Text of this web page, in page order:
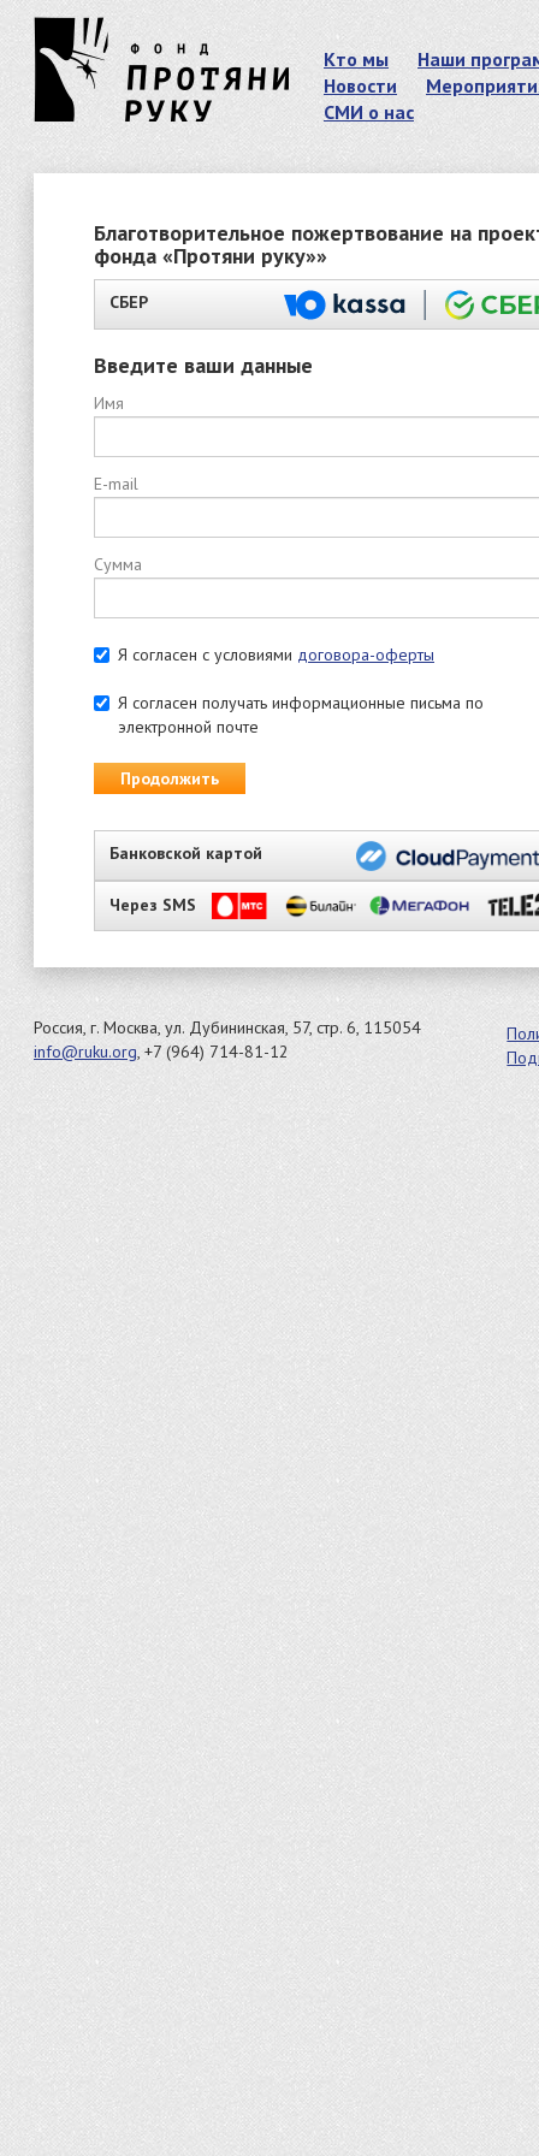
Кто мы
Наши
Новости
СМИ о нас
Благотворительное пожертвование на
фонда «Протяни руку»»
СБЕР
Введите ваши данные
Имя
E-mail
Сумма
Я согласен с условиями договора-оферты
Я согласен получать информационные письма по
электронной почте
Продолжить
Банковской картой
Через SMS
Россия, г. Москва, ул. Дубининская, 57, стр. 6, 115054
info@ruku.org, +7 (964) 714-81-12